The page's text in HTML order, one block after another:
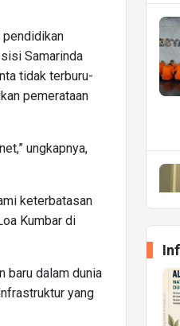
pendidikan
Samarinda
tidak terburu-
pemerataan
ungkapnya,
keterbatasan
Kumbar di
baru dalam dunia
yang